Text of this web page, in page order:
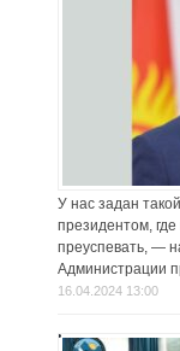
У нас задан
президентом,
преуспевать, —
Администрации
16.04.2024 13:00